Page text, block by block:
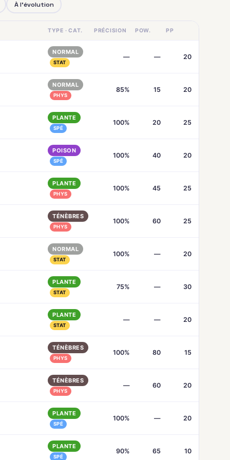
À l'évolution
TYPE · CAT. PRÉCISION POW. PP
NORMAL
STAT
— — 20
NORMAL
PHYS
85% 15 20
PLANTE
SPÉ
100% 20 25
POISON
SPÉ
100% 40 20
PLANTE
PHYS
100% 45 25
TÉNÈBRES
PHYS
100% 60 25
NORMAL
STAT
100% — 20
PLANTE
STAT
75% — 30
PLANTE
STAT
— — 20
TÉNÈBRES
PHYS
100% 80 15
TÉNÈBRES
PHYS
— 60 20
PLANTE
SPÉ
100% — 20
PLANTE
SPÉ
90% 65 10